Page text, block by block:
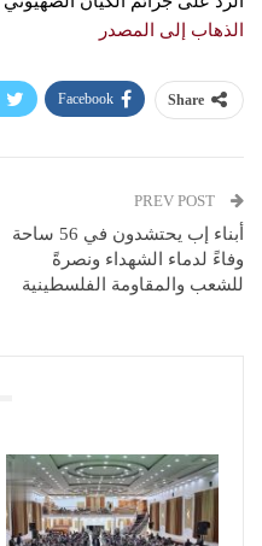
الذهاب إلى المصدر
Share
Facebook
أبناء إب يحتشدون في 56 ساحة
وفاءً لدماء الشهداء ونصرةً
للشعب والمقاومة الفلسطينية